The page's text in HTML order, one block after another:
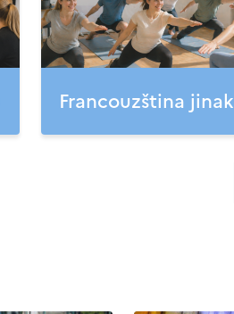
Francouzština jinak